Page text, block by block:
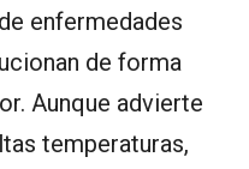
enfermedades
de forma
Aunque advierte
temperaturas,